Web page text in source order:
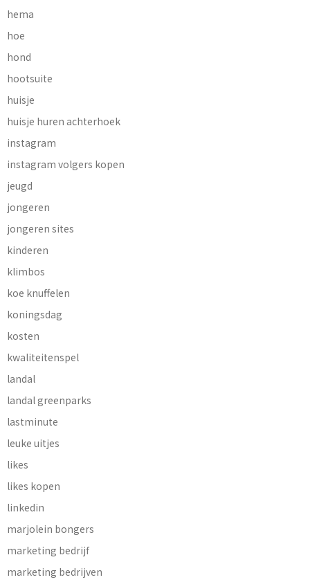
hema
hoe
hond
hootsuite
huisje
huisje huren achterhoek
instagram
instagram volgers kopen
jeugd
jongeren
jongeren sites
kinderen
klimbos
koe knuffelen
koningsdag
kosten
kwaliteitenspel
landal
landal greenparks
lastminute
leuke uitjes
likes
likes kopen
linkedin
marjolein bongers
marketing bedrijf
marketing bedrijven